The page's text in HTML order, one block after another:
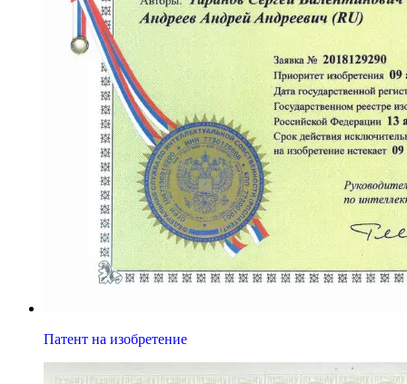
Патент на изобретение